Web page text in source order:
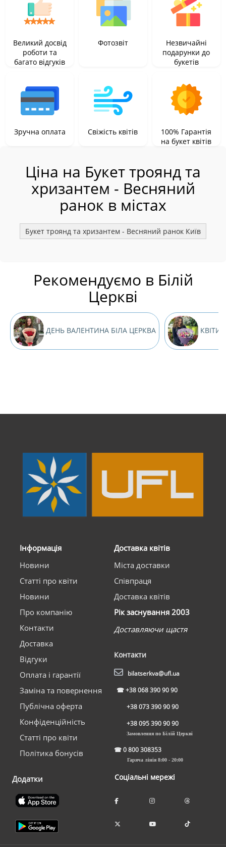
Великий досвід
роботи та
багато відгуків
Фотозвіт
Незвичайні
подарунки до
букетів
Зручна оплата Свіжість квітів
100% Гарантія
на букет квітів
Ціна на Букет троянд та
хризантем - Весняний
ранок в містах
Букет троянд та хризантем - Весняний ранок Київ
Рекомендуємо в Білій
Церкві
ДЕНЬ ВАЛЕНТИНА БІЛА ЦЕРКВА КВІТИ
Інформація
Новини
Статті про квіти
Новини
Про компанію
Контакти
Доставка
Відгуки
Оплата і гарантії
Заміна та повернення
Публічна оферта
Конфіденційність
Статті про квіти
Політика бонусів
Додатки
Доставка квітів
Міста доставки
Співпраця
Доставка квітів
Рік заснування 2003
Доставляючи щастя
Контакти
bilatserkva@ufl.ua
☎+38 068 390 90 90
+38 073 390 90 90
+38 095 390 90 90
Замовлення по Білій Церкві
☎0 800 308353
Гаряча лінія 8:00 - 20:00
Соціальні мережі